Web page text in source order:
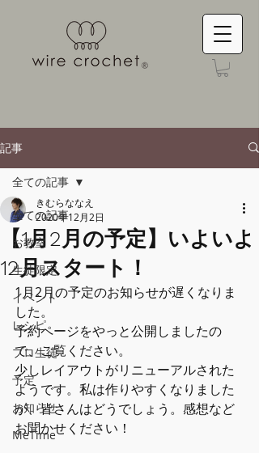
記事
全ての記事
お教室
生徒限定
イベント
レシピ
プロ生徒
予定
お知らせ
MeTime
全ての記事
【1月2月の予定】いよいよ
12月スタート！
きむらななえ
2020年12月2日
1月2月の予定のお知らせが遅くなりま
した。
予約ページをやっと公開しましたの
で、ご覧ください。
少しレイアウトがリニューアルされた
ようです。私は作りやすくなりました
が、皆さんはどうでしょう。感想など
お聞かせください！